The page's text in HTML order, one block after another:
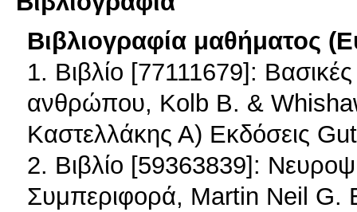
Βιβλιογραφία μαθήματος
1. Βιβλίο [77111679]:
ανθρώπου, Kolb B. &
Καστελλάκης Α) Εκδόσεις
2. Βιβλίο [59363839]:
Συμπεριφορά, Martin Neil G.